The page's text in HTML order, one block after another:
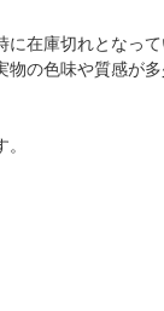
在庫切れとなっ
の色味や質感が